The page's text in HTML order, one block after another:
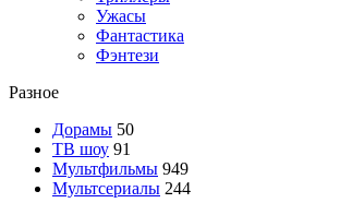
Ужасы
Фантастика
Фэнтези
Разное
Дорамы 50
ТВ шоу 91
Мультфильмы 949
Мультсериалы 244